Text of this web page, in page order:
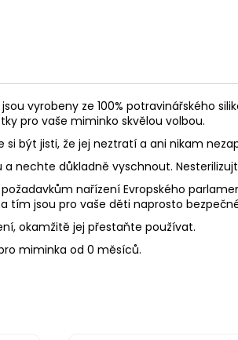
vyrobeny ze 100% potravinářského
pro vaše miminko skvělou volbou.
být jisti, že jej neztratí a ani nikam
nechte důkladně vyschnout.
nařízení Evropského
tím jsou pro vaše děti naprosto
okamžitě jej přestaňte používat.
miminka od 0 měsíců.